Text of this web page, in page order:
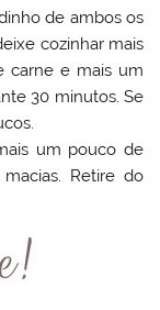
de ambos os
cozinhar mais
carne e mais um
30 minutos. Se
um pouco de
Retire do